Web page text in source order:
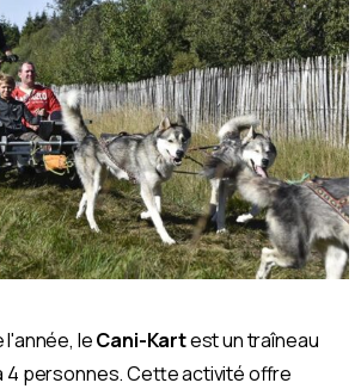
leCani-Kartest un traîneau
4 personnes. Cette activité offre